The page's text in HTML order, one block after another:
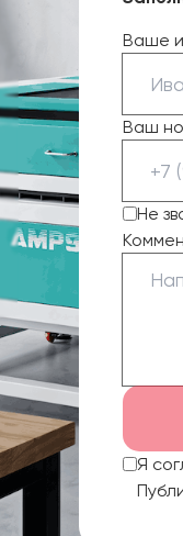
Ваше
Ваш
Не
Я